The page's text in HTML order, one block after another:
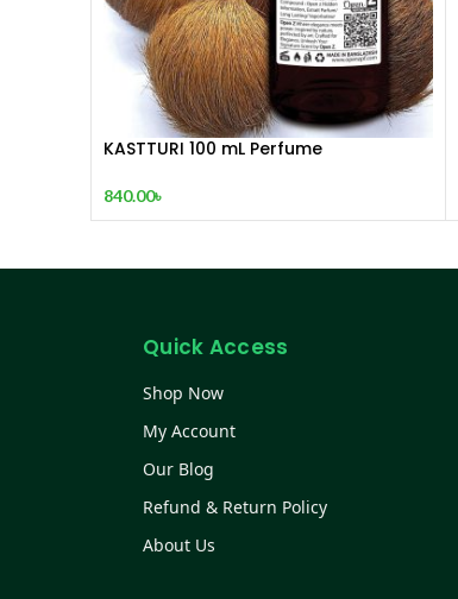
KASTTURI 100 mL Perfume
840.00৳
Quick Access
Shop Now
My Account
Our Blog
Refund & Return Policy
About Us